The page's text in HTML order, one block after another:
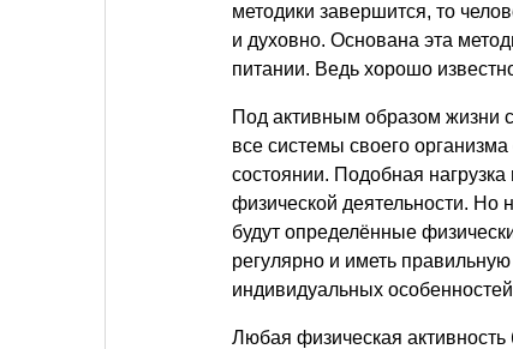
методики завершится, то
и духовно. Основана эта
питании. Ведь хорошо
Под активным образом жизни
все системы своего
состоянии. Подобная
физической деятельности. Но
будут определённые
регулярно и иметь правильную
индивидуальных
Любая физическая